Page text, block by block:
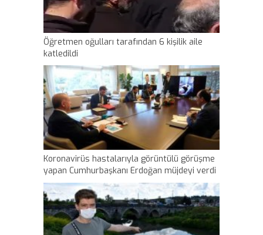
Öğretmen oğulları tarafından 6 kişilik aile
katledildi
Koronavirüs hastalarıyla görüntülü görüşme
yapan Cumhurbaşkanı Erdoğan müjdeyi verdi